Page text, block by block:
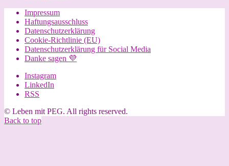
Impressum
Haftungsausschluss
Datenschutzerklärung
Cookie-Richtlinie (EU)
Datenschutzerklärung für Social Media
Danke sagen 💜
Instagram
LinkedIn
RSS
© Leben mit PEG. All rights reserved.
Back to top